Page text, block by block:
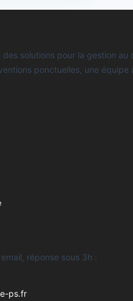
solutions pour la gestion
ponctuelles, une équipe
réponse sous 3h :
ps.fr